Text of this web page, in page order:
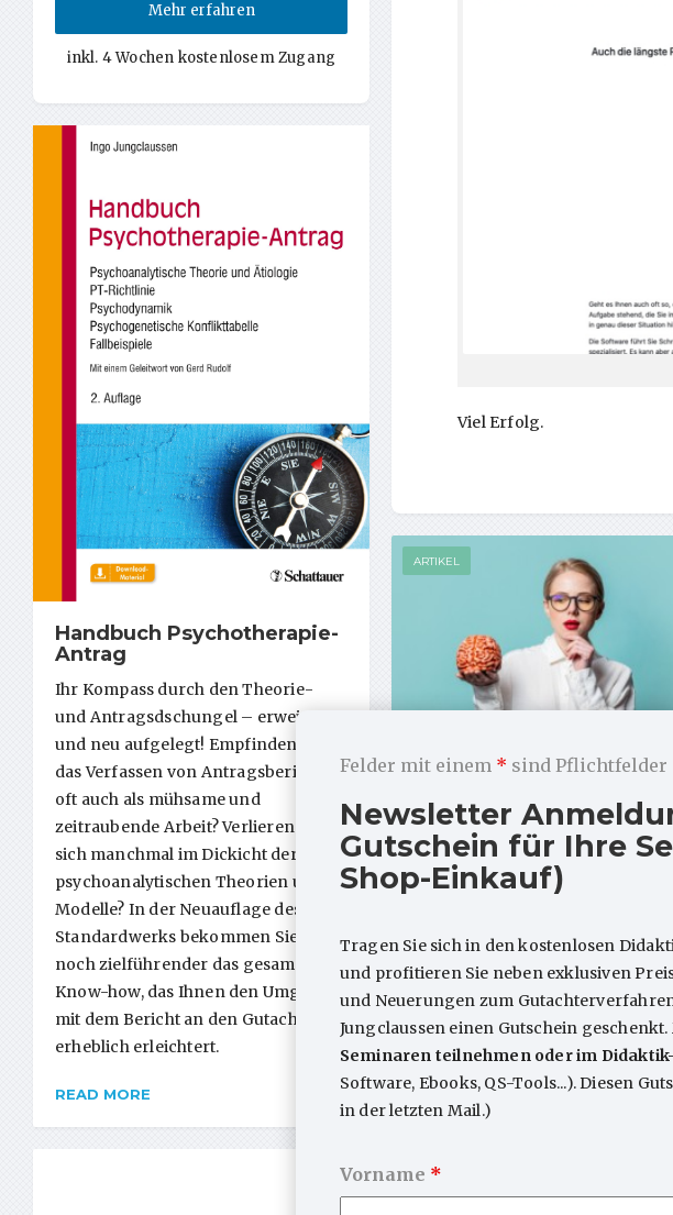
Viel Erfolg.
ARTIKEL
OPD-3- What’s new?
Materialsammlung)
OPD-3 What’s new?: Ein Hauch
Unbewusstes weht durch die
Jungclaussen) Die
…
Mehr erfahren
inkl. 4 Wochen kostenlosem Zugang
Handbuch Psychotherapie-
Antrag
Ihr Kompass durch den Theorie-
und Antragsdschungel – erweitert
und neu aufgelegt! Empfinden Sie
das Verfassen von Antragsberichten
oft auch als mühsame und
zeitraubende Arbeit? Verlieren Sie
sich manchmal im Dickicht der
psychoanalytischen Theorien und
Modelle? In der Neuauflage des
Standardwerks bekommen Sie jetzt
noch zielführender das gesamte
Know-how, das Ihnen den Umgang
mit dem Bericht an den Gutachter
erheblich erleichtert.
READ MORE
Felder mit einem * sind Pflichtfelder
Newsletter
Gutschein für Ihre
Shop-Einkauf)
Tragen Sie sich in den kostenlosen
und profitieren Sie neben exklusiven
und Neuerungen zum
Jungclaussen einen Gutschein geschenkt.
Seminaren teilnehmen oder im
Software, Ebooks, QS-Tools...). Diesen
in der letzten Mail.)
Vorname *